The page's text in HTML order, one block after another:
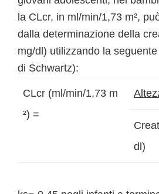
la CLcr, in ml/min/1,73 m²,
dalla determinazione della
mg/dl) utilizzando la
di Schwartz):
CLcr (ml/min/1,73 m
²) =
dl)